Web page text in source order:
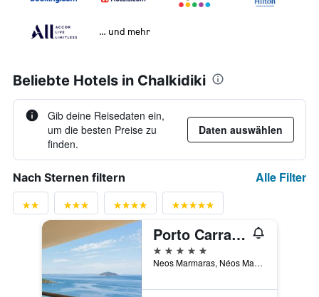
… und mehr
Beliebte Hotels in Chalkidiki
Gib deine Reisedaten ein,
um die besten Preise zu
finden.
Daten auswählen
Nach Sternen filtern Alle Filter
Porto Carras Meliton
5 Sterne
Neos Marmaras, Néos Marmarás, Griechenland